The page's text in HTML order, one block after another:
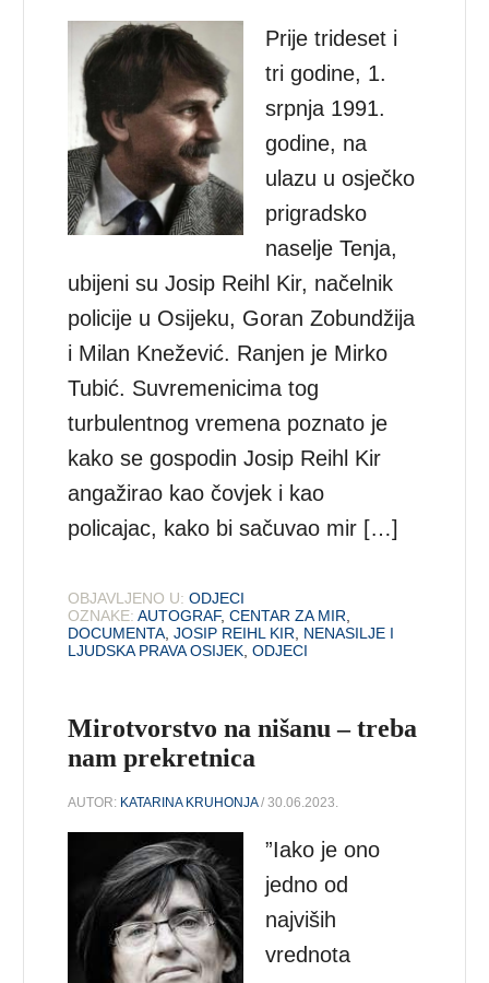
Prije trideset i
tri godine, 1.
srpnja 1991.
godine, na
ulazu u osječko
prigradsko
naselje Tenja,
ubijeni su Josip Reihl Kir, načelnik
policije u Osijeku, Goran Zobundžija
i Milan Knežević. Ranjen je Mirko
Tubić. Suvremenicima tog
turbulentnog vremena poznato je
kako se gospodin Josip Reihl Kir
angažirao kao čovjek i kao
policajac, kako bi sačuvao mir […]
OBJAVLJENO U: ODJECI
OZNAKE: AUTOGRAF,CENTAR ZA MIR
DOCUMENTA ,JOSIP REIHL KIR
NENASILJE I
LJUDSKA PRAVA OSIJEK ,ODJECI
Mirotvorstvo na nišanu – treba
nam prekretnica
AUTOR: KATARINA KRUHONJA/ 30.06.2023.
”Iako je ono
jedno od
najviših
vrednota